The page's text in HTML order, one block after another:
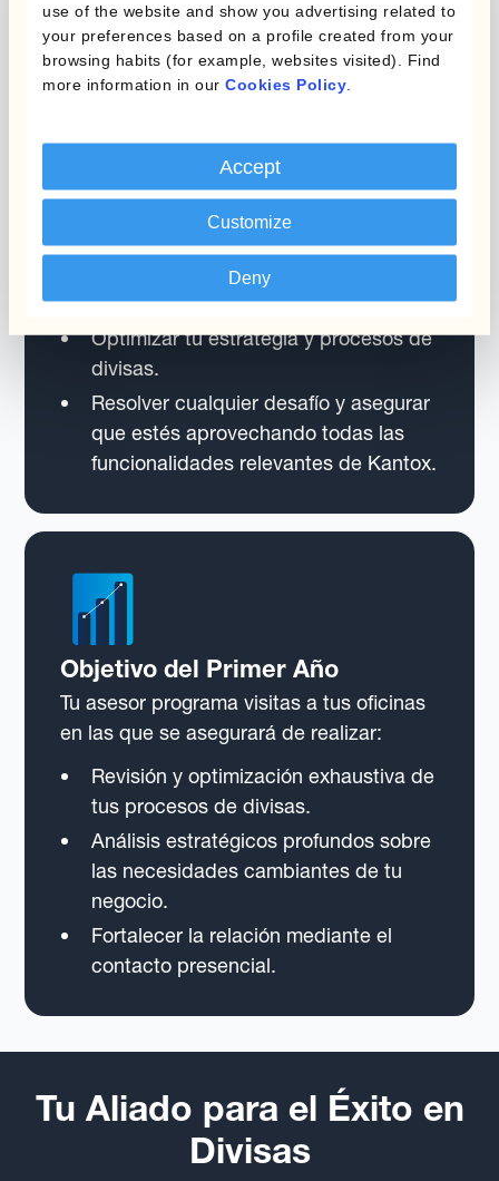
use of the website and show you advertising related to
your preferences based on a profile created from your
browsing habits (for example, websites visited). Find
more information in our Cookies Policy
Accept
Customize
Deny
Objetivo del Primer Mes
Un mes después de la implementación,
tu asesor se centra en ajustar tu
Establecer reuniones semanales
regulares con tu equipo.
Optimizar tu estrategia y procesos de
divisas.
Resolver cualquier desafío y asegurar
que estés aprovechando todas las
funcionalidades relevantes de Kantox.
Objetivo del Primer Año
Tu asesor programa visitas a tus oficinas
en las que se asegurará de realizar:
Revisión y optimización exhaustiva de
tus procesos de divisas.
Análisis estratégicos profundos sobre
las necesidades cambiantes de tu
negocio.
Fortalecer la relación mediante el
contacto presencial.
Tu Aliado para el Éxito en
Divisas